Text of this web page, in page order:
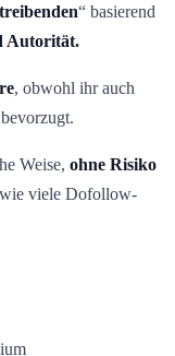
“ basierend
Autorität.
, obwohl ihr auch
Weise, ohne Risiko
wie viele Dofollow-